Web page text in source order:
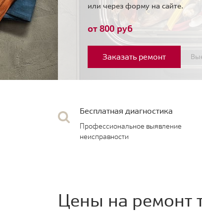
или через форму на сайте.
от 800 руб
Заказать ремонт
Бесплатная диагностика
Профессиональное выявление
неисправности
Цены на ремонт